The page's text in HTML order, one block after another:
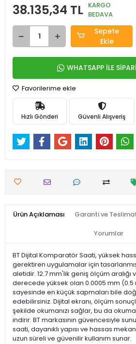
38.135,34 TL KARGO
BEDAVA
Sepete
Ekle
WHATSAPP İLE
Favorilerime ekle
Hızlı Gönderi Güvenli Alışveriş
Ürün Açıklaması Garanti ve
Yorumlar
BT Dijital Komparatör Saati, yüksek
gerektiren uygulamalar için
aletidir. 12.7 mm'lik geniş ölçüm aralığı
derecede yüksek olan 0.0005 mm
sayesinde en küçük sapmaları bile
edebilirsiniz. Dijital ekranı, ölçüm
şekilde okumanızı sağlar, bu da
indirir. BT markasının güvencesiyle
saati, dayanıklı yapısı ve hassas
uzun süreli ve güvenilir kullanım sunar.